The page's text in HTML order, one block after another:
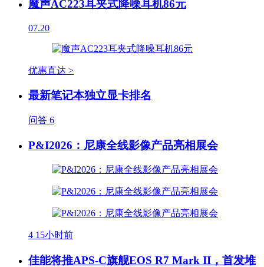
魔声AC223耳夹式降噪耳机86元
07.20
优惠直达 >
最新笔记本独立显卡排名
问答 6
P&I2026：尼康全线影像产品亮相展会
4 15小时前
佳能将推APS-C旗舰EOS R7 Mark II，首发堆